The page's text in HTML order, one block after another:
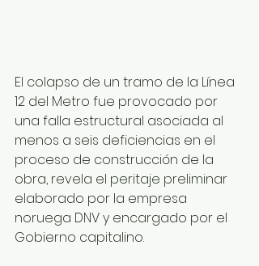
El colapso de un tramo de la Línea
12 del Metro fue provocado por
una falla estructural asociada al
menos a seis deficiencias en el
proceso de construcción de la
obra, revela el peritaje preliminar
elaborado por la empresa
noruega DNV y encargado por el
Gobierno capitalino.